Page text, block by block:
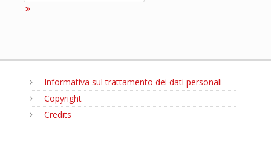
Informativa sul trattamento dei dati personali
Copyright
Credits